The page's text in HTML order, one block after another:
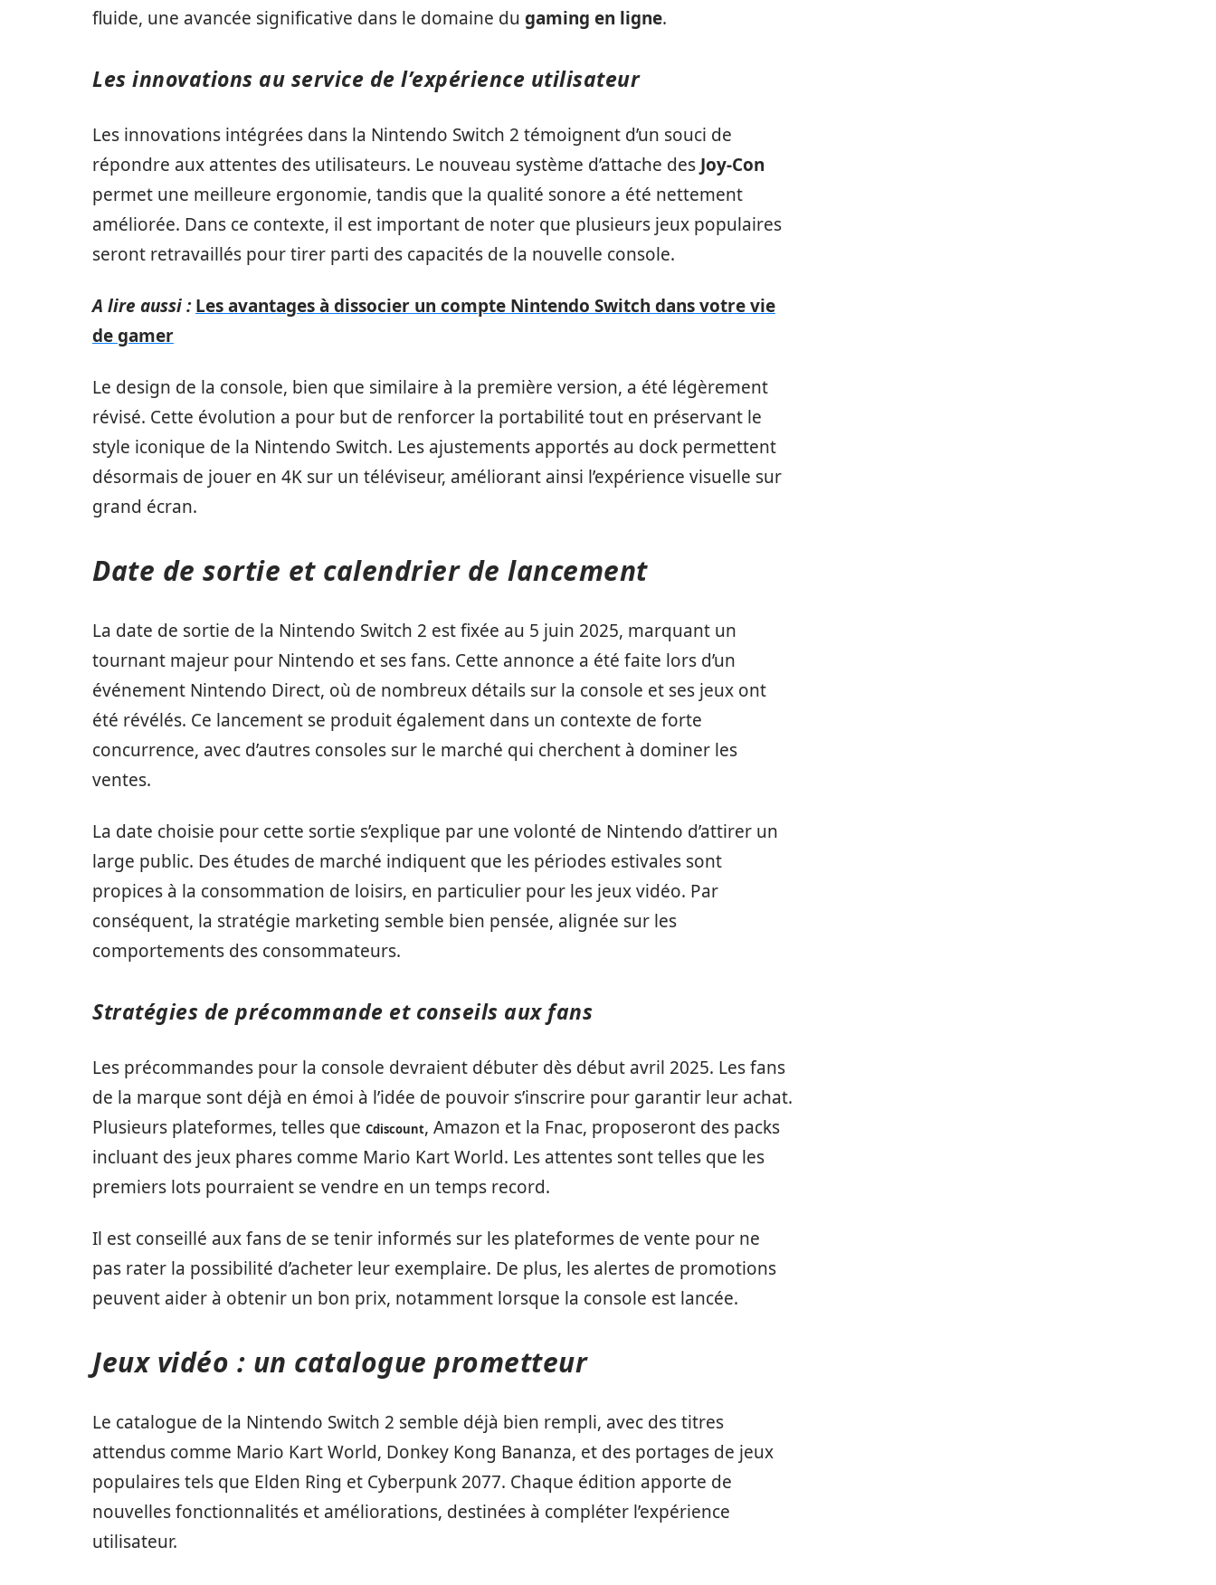
fluide, une avancée significative dans le domaine du gaming en ligne.
Les innovations au service de l’expérience utilisateur
Les innovations intégrées dans la Nintendo Switch 2 témoignent d’un souci de
répondre aux attentes des utilisateurs. Le nouveau système d’attache des Joy-Con
permet une meilleure ergonomie, tandis que la qualité sonore a été nettement
améliorée. Dans ce contexte, il est important de noter que plusieurs jeux populaires
seront retravaillés pour tirer parti des capacités de la nouvelle console.
A lire aussi : Les avantages à dissocier un compte Nintendo Switch dans votre vie
de gamer
Le design de la console, bien que similaire à la première version, a été légèrement
révisé. Cette évolution a pour but de renforcer la portabilité tout en préservant le
style iconique de la Nintendo Switch. Les ajustements apportés au dock permettent
désormais de jouer en 4K sur un téléviseur, améliorant ainsi l’expérience visuelle sur
grand écran.
Date de sortie et calendrier de lancement
La date de sortie de la Nintendo Switch 2 est fixée au 5 juin 2025, marquant un
tournant majeur pour Nintendo et ses fans. Cette annonce a été faite lors d’un
événement Nintendo Direct, où de nombreux détails sur la console et ses jeux ont
été révélés. Ce lancement se produit également dans un contexte de forte
concurrence, avec d’autres consoles sur le marché qui cherchent à dominer les
ventes.
La date choisie pour cette sortie s’explique par une volonté de Nintendo d’attirer un
large public. Des études de marché indiquent que les périodes estivales sont
propices à la consommation de loisirs, en particulier pour les jeux vidéo. Par
conséquent, la stratégie marketing semble bien pensée, alignée sur les
comportements des consommateurs.
Stratégies de précommande et conseils aux fans
Les précommandes pour la console devraient débuter dès début avril 2025. Les fans
de la marque sont déjà en émoi à l’idée de pouvoir s’inscrire pour garantir leur achat.
Plusieurs plateformes, telles que Cdiscount, Amazon et la Fnac, proposeront des packs
incluant des jeux phares comme Mario Kart World. Les attentes sont telles que les
premiers lots pourraient se vendre en un temps record.
Il est conseillé aux fans de se tenir informés sur les plateformes de vente pour ne
pas rater la possibilité d’acheter leur exemplaire. De plus, les alertes de promotions
peuvent aider à obtenir un bon prix, notamment lorsque la console est lancée.
Jeux vidéo : un catalogue prometteur
Le catalogue de la Nintendo Switch 2 semble déjà bien rempli, avec des titres
attendus comme Mario Kart World, Donkey Kong Bananza, et des portages de jeux
populaires tels que Elden Ring et Cyberpunk 2077. Chaque édition apporte de
nouvelles fonctionnalités et améliorations, destinées à compléter l’expérience
utilisateur.